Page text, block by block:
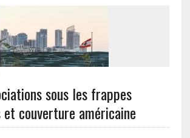
sous les frappes
et couverture américaine